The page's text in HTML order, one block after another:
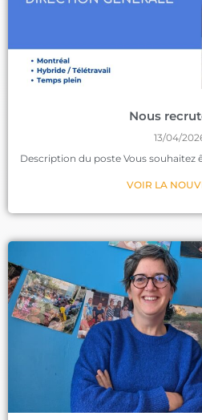
Nous
13/04/
Description du poste Vous souhaitez
VOIR LA